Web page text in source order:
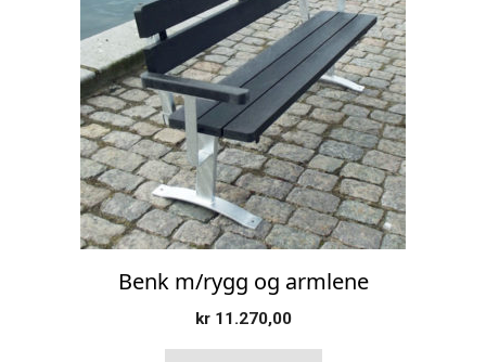
Benk m/rygg og armlene
kr11.270,00